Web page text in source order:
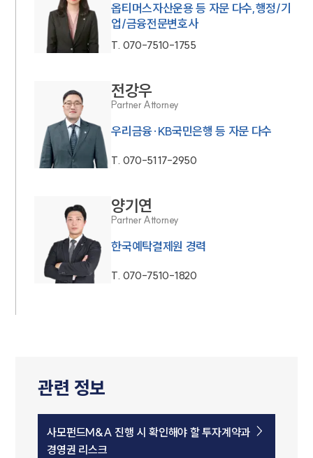
옵티머스자산운용 등 자문 다수,행정/기
업/금융전문변호사
T. 070-7510-1755
전강우
Partner Attorney
우리금융·KB국민은행 등 자문 다수
T. 070-5117-2950
양기연
Partner Attorney
한국예탁결제원 경력
T. 070-7510-1820
관련 정보
사모펀드M&A 진행 시 확인해야 할 투자계약과
경영권 리스크